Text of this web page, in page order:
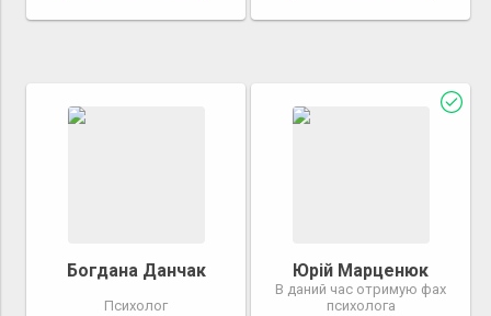
Богдана Данчак
Психолог
Юрій Марценюк
В даний час отримую фах
психолога